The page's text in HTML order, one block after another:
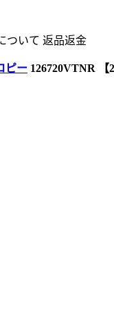
ついて 返品返金
ピー 126720VTNR 【